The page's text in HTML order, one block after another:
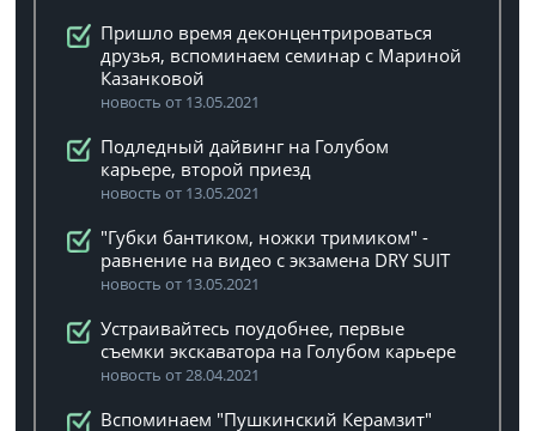
Пришло время деконцентрироваться
друзья, вспоминаем семинар с Мариной
Казанковой
новость от 13.05.2021
Подледный дайвинг на Голубом
карьере, второй приезд
новость от 13.05.2021
"Губки бантиком, ножки тримиком" -
равнение на видео с экзамена DRY SUIT
новость от 13.05.2021
Устраивайтесь поудобнее, первые
съемки экскаватора на Голубом карьере
новость от 28.04.2021
Вспоминаем "Пушкинский Керамзит"